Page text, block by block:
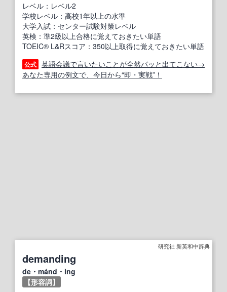
レベル：レベル2
学校レベル：高校1年以上の水準
大学入試：センター試験対策レベル
英検：準2級以上合格に覚えておきたい単語
TOEIC® L&Rスコア：350以上取得に覚えておきたい単語
公式 英語会議で言いたいことが全然パッと出てこない→
あなた専用の例文で、今日から“即・実戦”！
研究社 新英和中辞典
demanding
de・mánd・ing
【形容詞】